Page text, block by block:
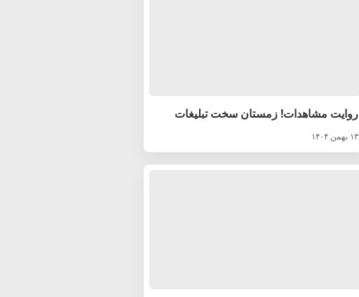
روایت مشاهدات! زمستان سخت تبلیغات
۱۳ بهمن ۱۴۰۴